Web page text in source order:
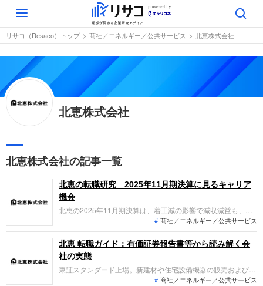
Toggle
navigation
リサコ（Resaco）トップ 商社／エネルギー／公共サービス 北恵株式会社
北恵株式会社
北恵株式会社の記事一覧
北恵の転職研究 2025年11月期決算に見るキャリア
機会
北恵の2025年11月期決算は、着工減の影響で減収減益も、環
境配慮型商品が136.6%と急伸。施工付販売の構成比が45.0%
に達し、施工管理者の採用・育成が急務となっています。「な
ぜ今北恵なのか？」転職希望者が新設・リフォームの両輪で担
える役割と、非住宅分野への戦略的展望を整理します。
商社／エネルギー／公共サービス
北恵 転職ガイド：有価証券報告書等から読み解く会
社の実態
東証スタンダード上場。新建材や住宅設備機器の販売および施
工付販売を行う住宅資材の専門商社です。直近決算（2025年
商社／エネルギー／公共サービス